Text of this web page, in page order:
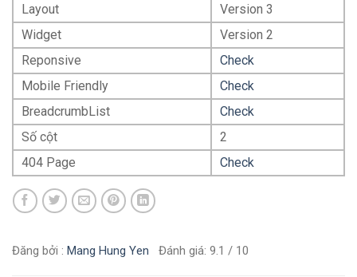
Layout
Version 3
Widget
Version 2
Reponsive
Check
Mobile Friendly
Check
BreadcrumbList
Check
Số cột
2
404 Page
Check
Đăng bởi : Mang Hung Yen Đánh giá: 9.1 / 10